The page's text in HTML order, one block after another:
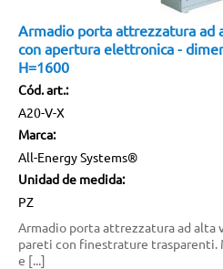
Armadio porta attrezzatura ad
con apertura elettronica -
H=1600
Cód. art.:
A20-V-X
Marca:
All-Energy Systems®
Unidad de medida:
PZ
Armadio porta attrezzatura ad alta
pareti con finestrature trasparenti.
e [...]